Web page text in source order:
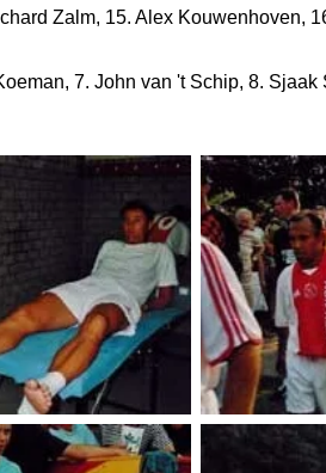
Zalm, 15. Alex Kouwenhoven,
7. John van 't Schip, 8.